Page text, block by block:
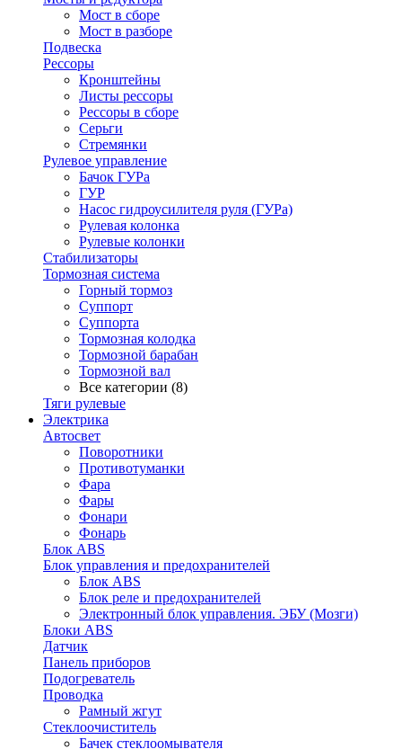
Мост в сборе
Мост в разборе
Подвеска
Рессоры
Кронштейны
Листы рессоры
Рессоры в сборе
Серьги
Стремянки
Рулевое управление
Бачок ГУРа
ГУР
Насос гидроусилителя руля (ГУРа)
Рулевая колонка
Рулевые колонки
Стабилизаторы
Тормозная система
Горный тормоз
Суппорт
Суппорта
Тормозная колодка
Тормозной барабан
Тормозной вал
Все категории (8)
Тяги рулевые
Электрика
Автосвет
Поворотники
Противотуманки
Фара
Фары
Фонари
Фонарь
Блок ABS
Блок управления и предохранителей
Блок ABS
Блок реле и предохранителей
Электронный блок управления. ЭБУ (Мозги)
Блоки ABS
Датчик
Панель приборов
Подогреватель
Проводка
Рамный жгут
Стеклоочиститель
Бачек стеклоомывателя